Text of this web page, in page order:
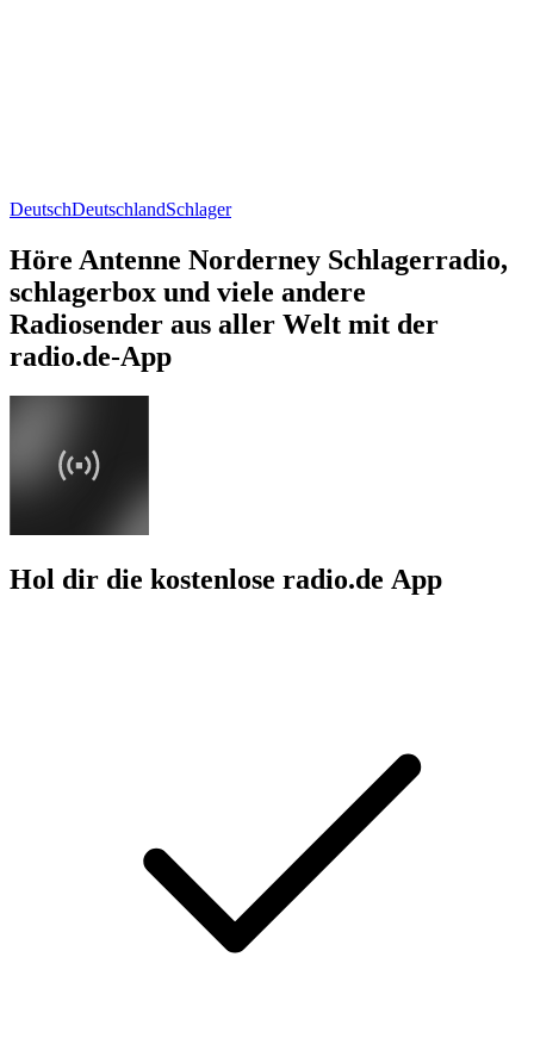
DeutschDeutschlandSchlager
Höre Antenne Norderney Schlagerradio,
schlagerbox und viele andere
Radiosender aus aller Welt mit der
radio.de-App
Hol dir die kostenlose radio.de App